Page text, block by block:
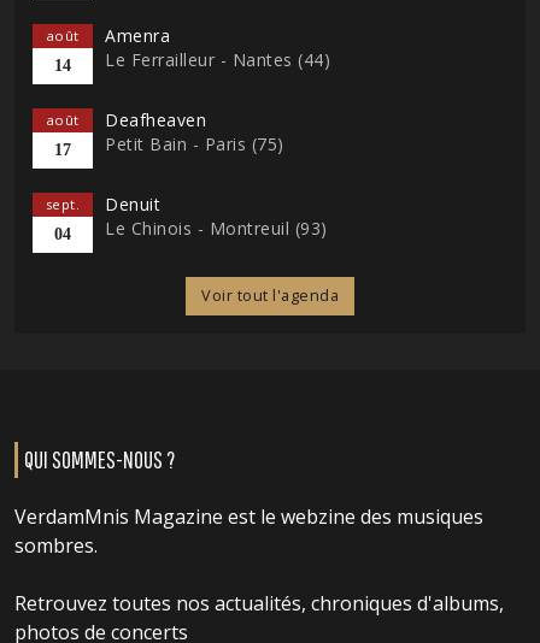
août
14
Amenra
Le Ferrailleur - Nantes (44)
août
17
Deafheaven
Petit Bain - Paris (75)
sept.
04
Denuit
Le Chinois - Montreuil (93)
Voir tout l'agenda
QUI SOMMES-NOUS ?
VerdamMnis Magazine est le webzine des musiques
sombres.
Retrouvez toutes nos actualités, chroniques d'albums,
photos de concerts